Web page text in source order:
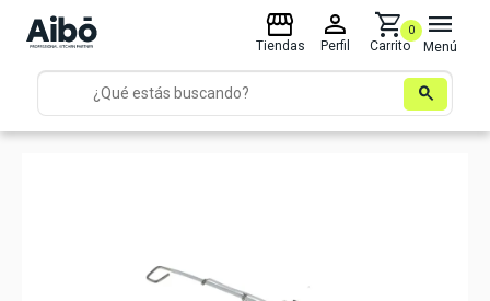
search
storefront
Tiendas
person
Perfil
shopping_cart
Carrito
0 menu
Menú